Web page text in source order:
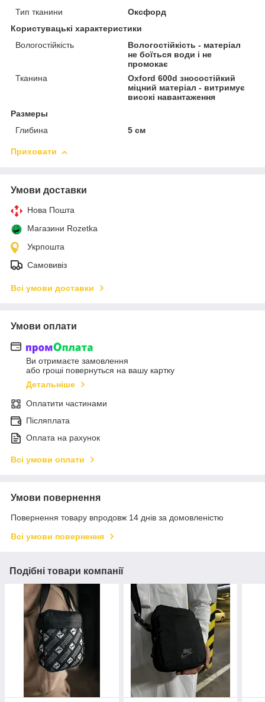
Тип тканини
Оксфорд
Користувацькі характеристики
Вологостійкість
Вологостійкість - матеріал
не боїться води і не
промокає
Тканина
Oxford 600d зносостійкий
міцний матеріал - витримує
високі навантаження
Размеры
Глибина
5 см
Приховати
Умови доставки
Нова Пошта
Магазини Rozetka
Укрпошта
Самовивіз
Всі умови доставки
Умови оплати
Ви отримаєте замовлення
або гроші повернуться на вашу картку
Детальніше
Оплатити частинами
Післяплата
Оплата на рахунок
Всі умови оплати
Умови повернення
Повернення товару впродовж 14 днів за домовленістю
Всі умови повернення
Подібні товари компанії